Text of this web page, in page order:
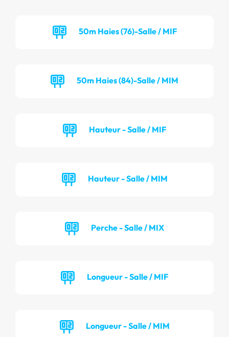
50m Haies (76)-Salle / MIF
50m Haies (84)-Salle / MIM
Hauteur - Salle / MIF
Hauteur - Salle / MIM
Perche - Salle / MIX
Longueur - Salle / MIF
Longueur - Salle / MIM